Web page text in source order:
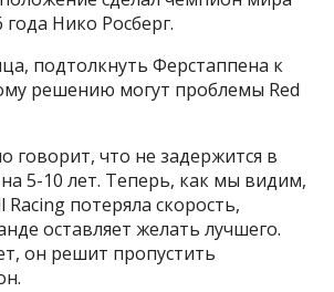
Нико Росберг.
подтолкнуть Ферстаппена к
решению могут проблемы Red
говорит, что не задержится в
5-10 лет. Теперь, как мы видим,
потеряла скорость,
оставляет желать лучшего.
он решит пропустить